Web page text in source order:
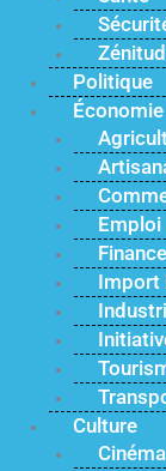
Politique
Économie
Emploi
Finance
Import
Culture
Cinéma